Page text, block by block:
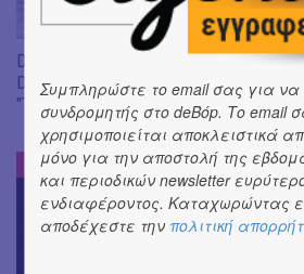
Don't Let Me Be Misunderstood |
Dafoe, Czech Studio Orchestra | Από το
"The Birthday Party"
ΝΕΑ
Συμπληρώστε το email σας για να
συνδρομητής στο deBόp. Το email
χρησιμοποιείται αποκλειστικά
μόνο για την αποστολή της
και περιοδικών newsletter
ενδιαφέροντος. Καταχωρώντας
αποδέχεστε την πολιτική